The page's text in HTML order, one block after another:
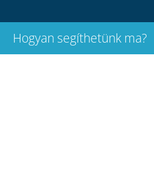
Hogyan segíthetünk ma?